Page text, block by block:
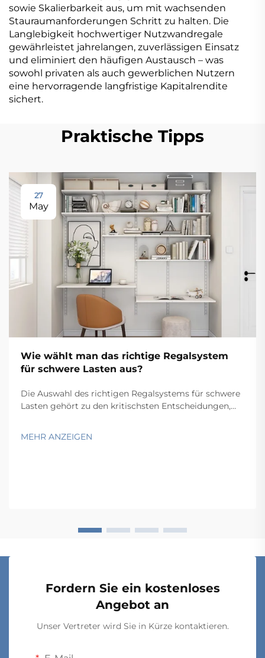
sowie Skalierbarkeit aus, um mit wachsenden
Stauraumanforderungen Schritt zu halten. Die
Langlebigkeit hochwertiger Nutzwandregale
gewährleistet jahrelangen, zuverlässigen Einsatz
und eliminiert den häufigen Austausch – was
sowohl privaten als auch gewerblichen Nutzern
eine hervorragende langfristige Kapitalrendite
sichert.
Praktische Tipps
27
May
Wie wählt man das richtige Regalsystem
für schwere Lasten aus?
Die Auswahl des richtigen Regalsystems für schwere
Lasten gehört zu den kritischsten Entscheidungen,
Wahl kann zu strukturellen Ausfällen, Gefahren am
MEHR ANZEIGEN
Fordern Sie ein kostenloses
Angebot an
Unser Vertreter wird Sie in Kürze kontaktieren.